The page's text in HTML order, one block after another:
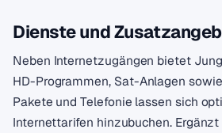
Dienste und
Neben Internetzugängen bietet
HD-Programmen, Sat-Anlagen
Pakete und Telefonie lassen sich
Internettarifen hinzubuchen.